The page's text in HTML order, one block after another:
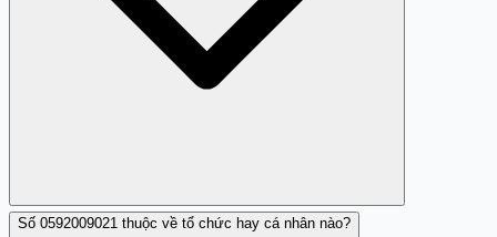
Số 0592009021 thuộc về tổ chức hay cá nhân nào?